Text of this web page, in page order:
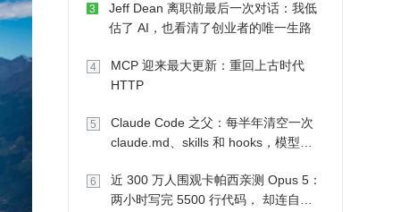
3
Jeff Dean 离职前最后一次对话：我低
估了 AI，也看清了创业者的唯一生路
4
MCP 迎来最大更新：重回上古时代
HTTP
5
Claude Code 之父：每半年清空一次
claude.md、skills 和 hooks，模型自
6
近 300 万人围观卡帕西亲测 Opus 5：
两小时写完 5500 行代码， 却连自己